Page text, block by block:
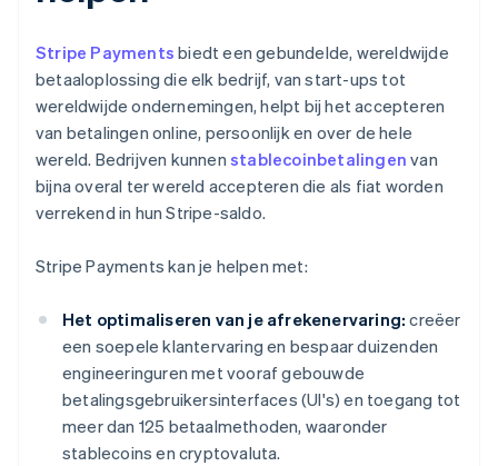
Stripe Payments biedt een gebundelde, wereldwijde
betaaloplossing die elk bedrijf, van start-ups tot
wereldwijde ondernemingen, helpt bij het accepteren
van betalingen online, persoonlijk en over de hele
wereld. Bedrijven kunnen stablecoinbetalingen van
bijna overal ter wereld accepteren die als fiat worden
verrekend in hun Stripe-saldo.
Stripe Payments kan je helpen met:
Het optimaliseren van je afrekenervaring: creëer
een soepele klantervaring en bespaar duizenden
engineeringuren met vooraf gebouwde
betalingsgebruikersinterfaces (UI's) en toegang tot
meer dan 125 betaalmethoden, waaronder
stablecoins en cryptovaluta.